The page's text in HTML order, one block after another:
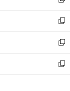
開
く
ウ
で
開
く
ン
ド
ウ
で
開
く
ウ
ィ
ン
ド
ウ
で
開
し
い
ウ
ィ
ン
ド
ウ
新
し
い
ウ
ィ
ン
新
し
い
ウ
新
し